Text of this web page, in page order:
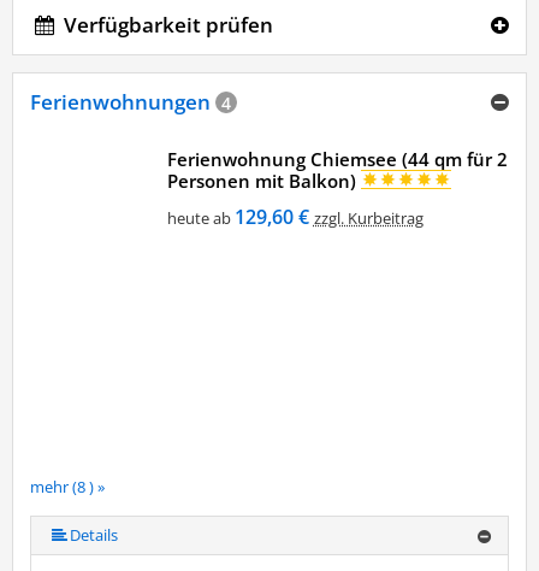
Verfügbarkeit prüfen
Ferienwohnungen 4
mehr (8 ) »
mehr (8 ) »
mehr (8 ) »
mehr (8 ) »
mehr (8 ) »
Ferienwohnung Chiemsee (44 qm für 2
Personen mit Balkon)
heute ab 129,60 € zzgl. Kurbeitrag
Details